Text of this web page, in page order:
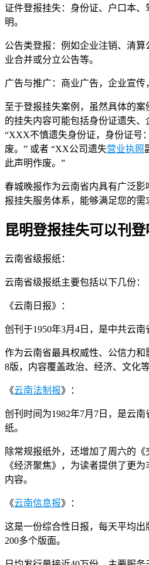
证件登报挂失：身份证、户口本
明。
公告类登报：例如企业注销、清
业合并或分立公告等。
广告与推广：商业广告，企业宣传
至于登报挂失案例，虽然具体的
的挂失内容可能包括身份证遗失、
“XXX不慎遗失身份证，身份证号
废。” 或者 “XX公司遗失营业执照
此声明作废。”
春城晚报作为云南省内具有广泛
报挂失服务体系，能够满足您的需
昆明登报挂失可以刊登
云南省级报纸：
云南省级报纸主要包括以下几份：
《云南日报》：
创刊于1950年3月4日，是中共云南
作为云南省最具权威性、公信力
8版，内容覆盖政治、经济、文化
《云南法制报》：
创刊时间为1982年7月7日，是云
纸。
除常规报纸外，还增加了周六的
《经济聚焦》，为读者提供了更
内容。
《云南信息报》：
这是一份综合性日报，每天平均出
200多个版面。